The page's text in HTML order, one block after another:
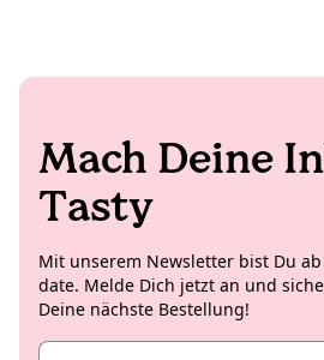
Mach Deine
Tasty
Mit unserem Newsletter bist Du
date. Melde Dich jetzt an und
Deine nächste Bestellung!